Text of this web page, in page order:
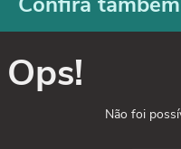
Ops!
Não foi